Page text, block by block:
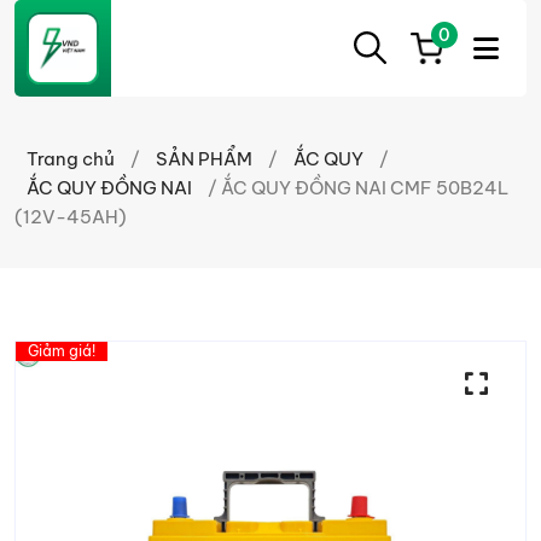
ẮC
CẦN
THƠ
Ắc
Cần
Thơ
tốt
0
Trang chủ / SẢN PHẨM / ẮC QUY
/
ẮC QUY ĐỒNG NAI
/ ẮC QUY ĐỒNG NAI CMF 50B24L
(12V-45AH)
Giảm giá!